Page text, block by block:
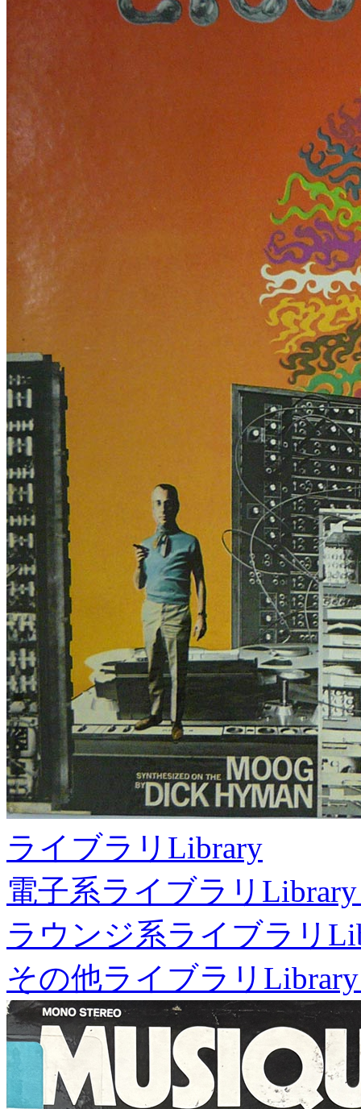
ライブラリ Library
電子系ライブラリ
ラウンジ系ライブラリ
その他ライブラリ